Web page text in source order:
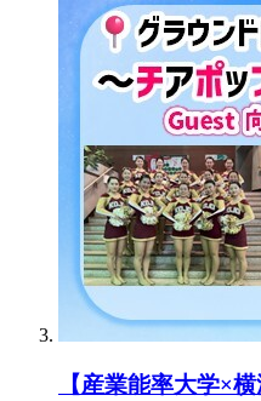
【産業能率大学×